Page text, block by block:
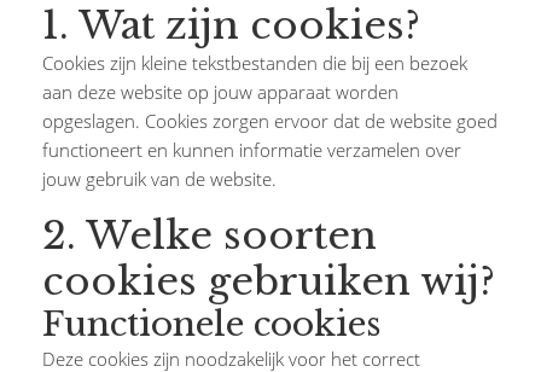
1. Wat zijn cookies?
Cookies zijn kleine tekstbestanden die bij een bezoek
aan deze website op jouw apparaat worden
opgeslagen. Cookies zorgen ervoor dat de website goed
functioneert en kunnen informatie verzamelen over
jouw gebruik van de website.
2. Welke soorten
cookies gebruiken wij?
Functionele cookies
Deze cookies zijn noodzakelijk voor het correct